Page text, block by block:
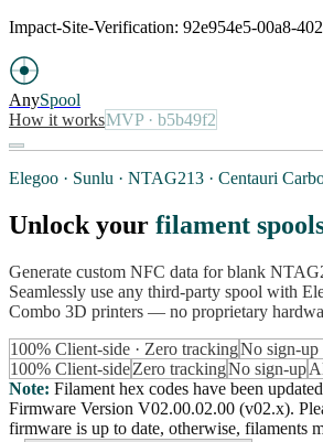
Impact-Site-Verification: 92e954e5-00a8-
AnySpool
How it worksMVP· b5b49f2
Elegoo · Sunlu · NTAG213 · Centauri
Unlock your filament
Generate custom NFC data for blank
Seamlessly use any third-party spool with
Combo 3D printers — no proprietary
100% Client-side · Zero trackingNo sign-up
100% Client-sideZero trackingNo sign-up
Note: Filament hex codes have been
Firmware Version V02.00.02.00 (v02.x).
firmware is up to date, otherwise, filaments